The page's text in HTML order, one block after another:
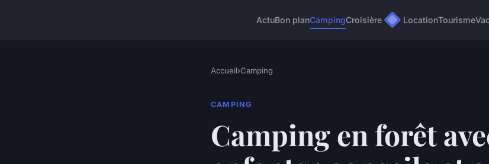
ActuBon planCampingCroisière LocationTourisme
Accueil›Camping
CAMPING
Camping en forêt